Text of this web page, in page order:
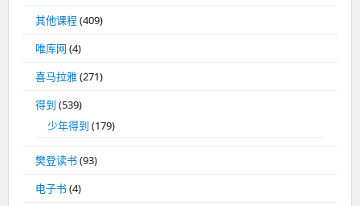
其他课程(409)
唯库网 (4)
喜马拉雅(271)
得到 (539)
少年得到 (179)
樊登读书(93)
电子书(4)